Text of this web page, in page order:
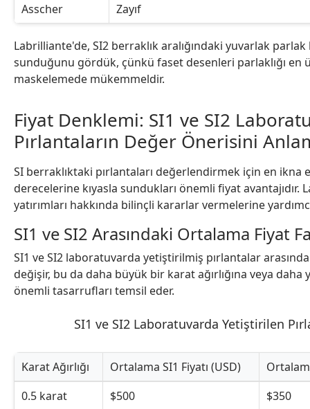
Asscher
Zayıf
Labrilliante'de, SI2 berraklık aralığındaki yuvarlak
sunduğunu gördük, çünkü faset desenleri parlaklığı en
maskelemede mükemmeldir.
Fiyat Denklemi: SI1 ve SI2
Pırlantaların Değer Önerisini
SI berraklıktaki pırlantaları değerlendirmek için en
derecelerine kıyasla sundukları önemli fiyat
yatırımları hakkında bilinçli kararlar vermelerine
SI1 ve SI2 Arasındaki Ortalama Fiyat
SI1 ve SI2 laboratuvarda yetiştirilmiş pırlantalar
değişir, bu da daha büyük bir karat ağırlığına veya
önemli tasarrufları temsil eder.
SI1 ve SI2 Laboratuvarda Yetiştirilen
SI1 ve SI2 Laboratuvarda Yetiştirilmiş Pırlantaların Fiyat
Karat Ağırlığı Ortalama SI1 Fiyatı (USD)
0.5 karat
$500
$350